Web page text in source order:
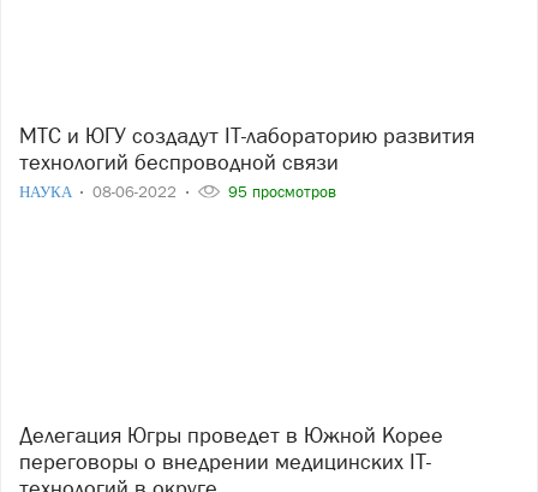
МТС и ЮГУ создадут IT-лабораторию развития
технологий беспроводной связи
НАУКА 08-06-2022 95 просмотров
Делегация Югры проведет в Южной Корее
переговоры о внедрении медицинских IT-